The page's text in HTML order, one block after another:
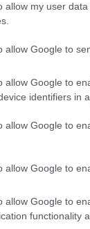
allow my user
allow Google to
allow Google to
identifiers in
allow Google to
allow Google to
allow Google to
functionality
Saznaj više